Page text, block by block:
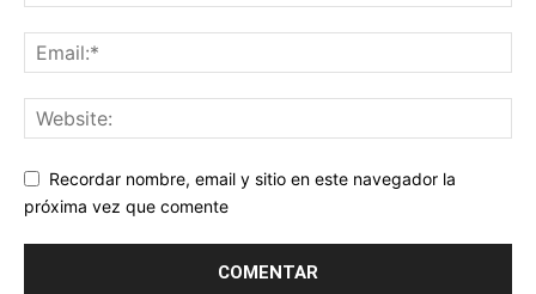
Recordar nombre, email y sitio en este navegador la
próxima vez que comente